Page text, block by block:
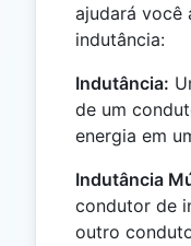
ajudará você
indutância:
Indutância:
de um
energia em
Indutância
condutor de
outro